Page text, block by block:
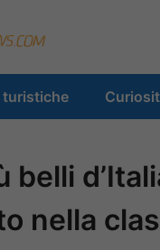
turistiche
belli
nella